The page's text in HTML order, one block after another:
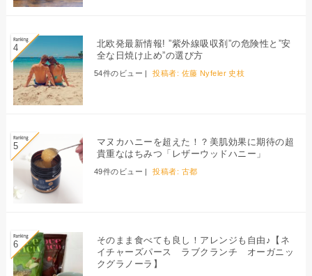
北欧発最新情報! ”紫外線吸収剤”の危険性と”安
全な日焼け止め”の選び方
54件のビュー | 投稿者: 佐藤 Nyfeler 史枝
マヌカハニーを超えた！？美肌効果に期待の超
貴重なはちみつ「レザーウッドハニー」
49件のビュー | 投稿者: 古都
そのまま食べても良し！アレンジも自由♪【ネ
イチャーズパース ラブクランチ オーガニッ
クグラノーラ】